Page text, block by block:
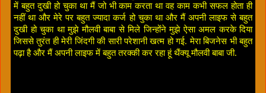
में बहुत दुखी हो चुका था मैं जो भी काम करता था वह काम कभी सफल होता ही
नहीं था और मेरे पर बहुत ज्यादा कर्ज हो चुका था और मैं अपनी लाइफ से बहुत
दुखी हो चुका था मुझे मौलवी बाबा से मिले जिन्होंने मुझे ऐसा अमल करके दिया
जिससे तुरंत ही मेरी जिंदगी की सारी परेशानी खत्म हो गई. मेरा बिजनेस भी बहुत
पढ़ा है और मैं अपनी लाइफ में बहुत तरक्की कर रहा हूं थैंक्यू मौलवी बाबा जी.